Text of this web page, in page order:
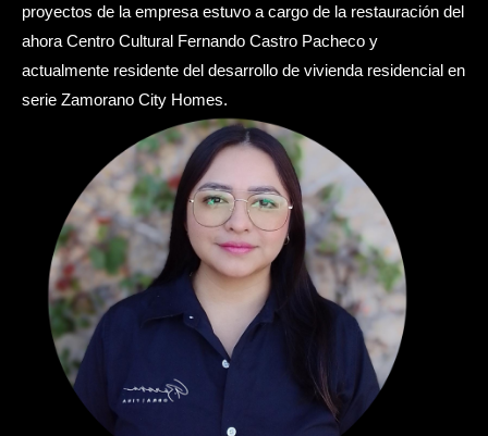
proyectos de la empresa estuvo a cargo de la restauración del
ahora Centro Cultural Fernando Castro Pacheco y
actualmente residente del desarrollo de vivienda residencial en
serie Zamorano City Homes.